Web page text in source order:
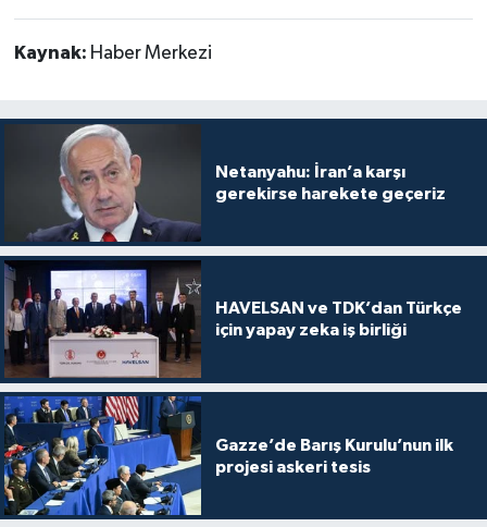
Kaynak: Haber Merkezi
Netanyahu: İran’a karşı
gerekirse harekete geçeriz
HAVELSAN ve TDK’dan Türkçe
için yapay zeka iş birliği
Gazze’de Barış Kurulu’nun ilk
projesi askeri tesis